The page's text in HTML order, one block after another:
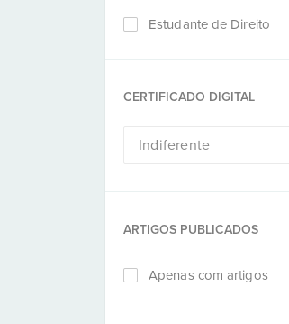
Estudante de Direito
CERTIFICADO DIGITAL
ARTIGOS PUBLICADOS
Apenas com artigos